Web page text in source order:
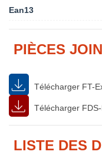
Ean13
PIÈCES
Télécharger FT-
Télécharger FDS-
LISTE DES